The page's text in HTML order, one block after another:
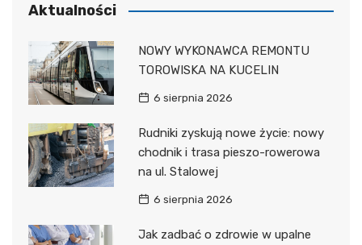
Aktualności
NOWY WYKONAWCA REMONTU
TOROWISKA NA KUCELIN
6 sierpnia 2026
Rudniki zyskują nowe życie: nowy
chodnik i trasa pieszo-rowerowa
na ul. Stalowej
6 sierpnia 2026
Jak zadbać o zdrowie w upalne